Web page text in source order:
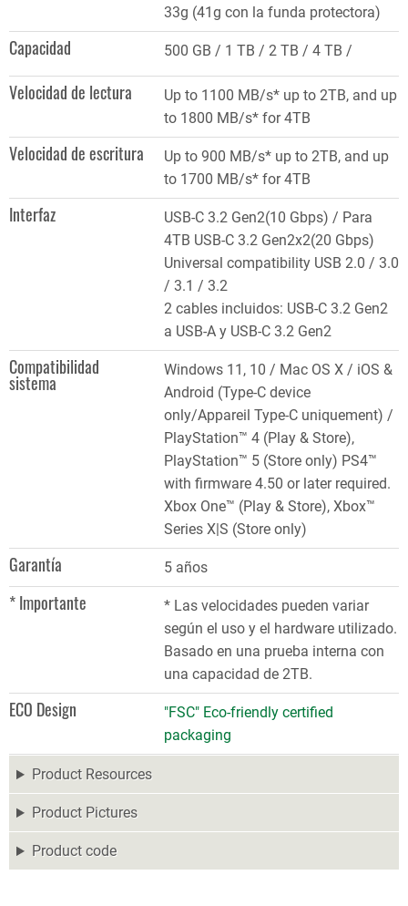
33g (41g con la funda protectora)
Capacidad 500 GB 1 TB 2 TB 4 TB
Velocidad de lectura
Up to 1100 MB/s* up to 2TB, and up
to 1800 MB/s* for 4TB
Velocidad de escritura
Up to 900 MB/s* up to 2TB, and up
to 1700 MB/s* for 4TB
Interfaz
USB-C 3.2 Gen2(10 Gbps) / Para
4TB USB-C 3.2 Gen2x2(20 Gbps)
Universal compatibility USB 2.0 / 3.0
/ 3.1 / 3.2
2 cables incluidos: USB-C 3.2 Gen2
a USB-A y USB-C 3.2 Gen2
Compatibilidad
sistema
Windows 11, 10 / Mac OS X / iOS &
Android (Type-C device
only/Appareil Type-C uniquement) /
PlayStation™ 4 (Play & Store),
PlayStation™ 5 (Store only) PS4™
with firmware 4.50 or later required.
Xbox One™ (Play & Store), Xbox™
Series X|S (Store only)
Garantía 5 años
* Importante
* Las velocidades pueden variar
según el uso y el hardware utilizado.
Basado en una prueba interna con
una capacidad de 2TB.
ECO Design
"FSC" Eco-friendly certified
packaging
Product Resources
Product Pictures
Product code